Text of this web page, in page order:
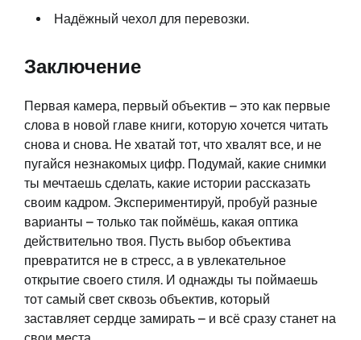
Надёжный чехол для перевозки.
Заключение
Первая камера, первый объектив – это как первые
слова в новой главе книги, которую хочется читать
снова и снова. Не хватай тот, что хвалят все, и не
пугайся незнакомых цифр. Подумай, какие снимки
ты мечтаешь сделать, какие истории рассказать
своим кадром. Экспериментируй, пробуй разные
варианты – только так поймёшь, какая оптика
действительно твоя. Пусть выбор объектива
превратится не в стресс, а в увлекательное
открытие своего стиля. И однажды ты поймаешь
тот самый свет сквозь объектив, который
заставляет сердце замирать – и всё сразу станет на